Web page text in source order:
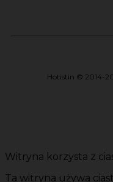
Hotistin © 2014-
Witryna korzysta z
Ta witryna używa